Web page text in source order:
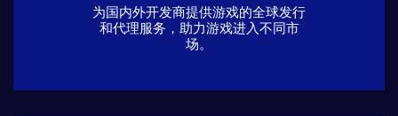
为国内外开发商提供游戏的全球发行
和代理服务，助力游戏进入不同市
场。